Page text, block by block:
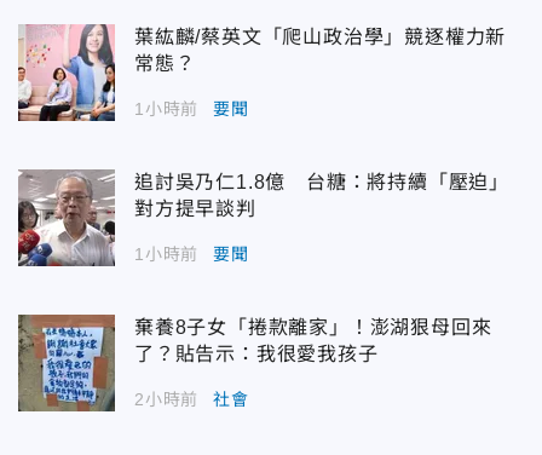
葉紘麟/蔡英文「爬山政治學」競逐權力新
常態？
1小時前 要聞
追討吳乃仁1.8億 台糖：將持續「壓迫」
對方提早談判
1小時前 要聞
棄養8子女「捲款離家」！澎湖狠母回來
了？貼告示：我很愛我孩子
2小時前 社會